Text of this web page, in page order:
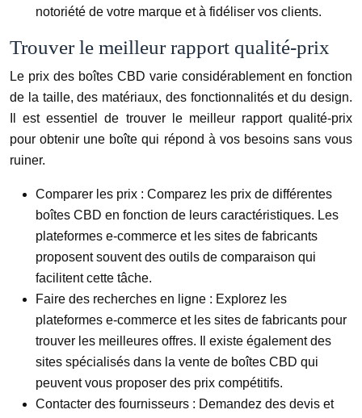
notoriété de votre marque et à fidéliser vos clients.
Trouver le meilleur rapport qualité-prix
Le prix des boîtes CBD varie considérablement en fonction
de la taille, des matériaux, des fonctionnalités et du design.
Il est essentiel de trouver le meilleur rapport qualité-prix
pour obtenir une boîte qui répond à vos besoins sans vous
ruiner.
Comparer les prix : Comparez les prix de différentes
boîtes CBD en fonction de leurs caractéristiques. Les
plateformes e-commerce et les sites de fabricants
proposent souvent des outils de comparaison qui
facilitent cette tâche.
Faire des recherches en ligne : Explorez les
plateformes e-commerce et les sites de fabricants pour
trouver les meilleures offres. Il existe également des
sites spécialisés dans la vente de boîtes CBD qui
peuvent vous proposer des prix compétitifs.
Contacter des fournisseurs : Demandez des devis et